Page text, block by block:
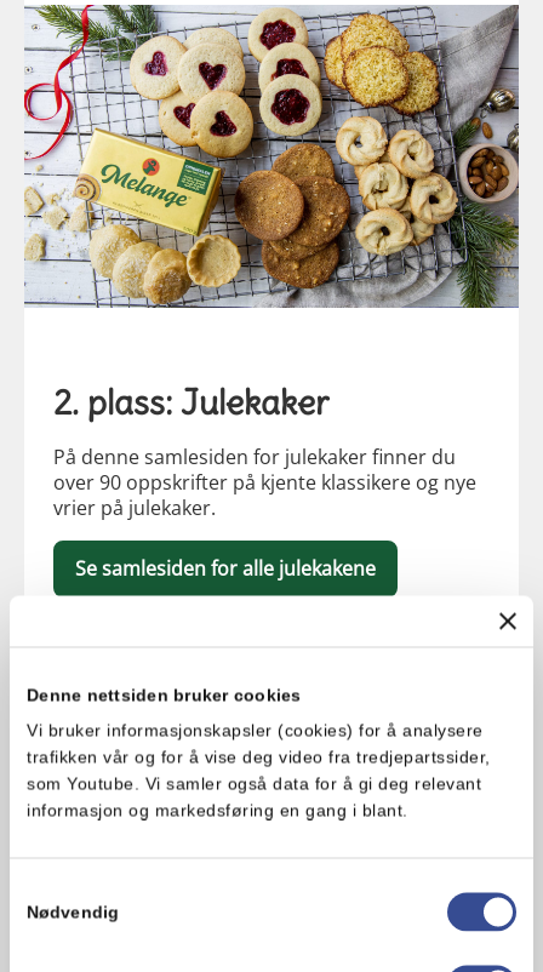
Denne nettsiden bruker cookies
Vi bruker informasjonskapsler (cookies) for å analysere
trafikken vår og for å vise deg video fra tredjepartssider,
som Youtube. Vi samler også data for å gi deg relevant
informasjon og markedsføring en gang i blant.
Nødvendig
2. plass: Julekaker
På denne samlesiden for julekaker finner du
over 90 oppskrifter på kjente klassikere og nye
vrier på julekaker.
Se samlesiden for alle julekakene